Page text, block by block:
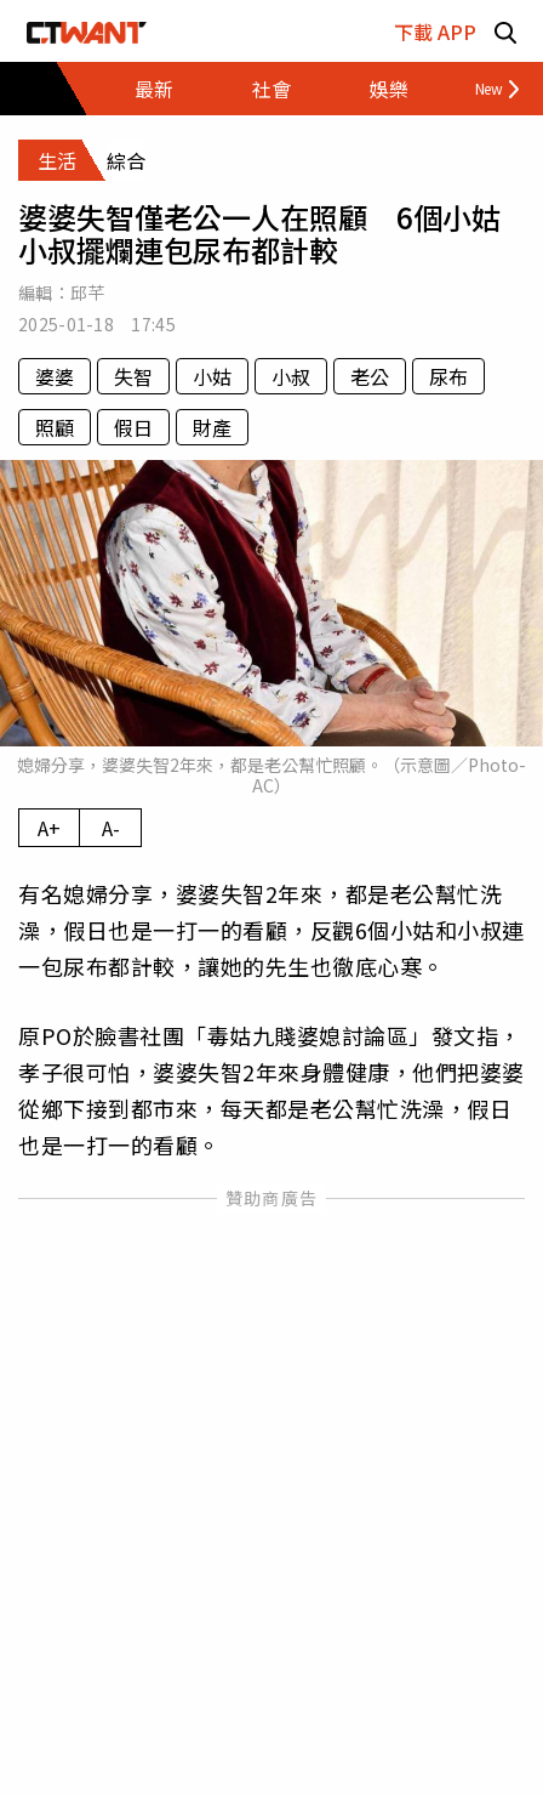
下載 APP
最新
社會 娛樂 財經
生活 綜合
婆婆失智僅老公一人在照顧 6個小姑
小叔擺爛連包尿布都計較
編輯： 邱芊
2025-01-18 17:45
婆婆 失智 小姑 小叔 老公
尿布
照顧
假日 財產
媳婦分享，婆婆失智2年來，都是老公幫忙照顧。（示意圖／Photo-
AC）
A+ A-
有名媳婦分享，婆婆失智2年來，都是老公幫忙洗
澡，假日也是一打一的看顧，反觀6個小姑和小叔連
一包尿布都計較，讓她的先生也徹底心寒。
原PO於臉書社團「毒姑九賤婆媳討論區」發文指，
孝子很可怕，婆婆失智2年來身體健康，他們把婆婆
從鄉下接到都市來，每天都是老公幫忙洗澡，假日
也是一打一的看顧。